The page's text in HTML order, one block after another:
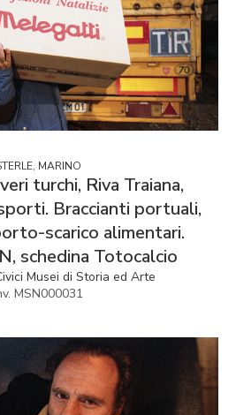
MARINO
turchi, Riva Traiana,
Braccianti portuali,
scarico alimentari.
schedina Totocalcio
Musei di Storia ed Arte
MSN000031